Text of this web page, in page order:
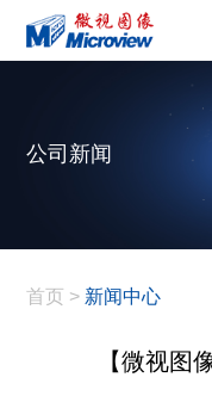
公司新闻
首页 > 新闻中心
【微视图